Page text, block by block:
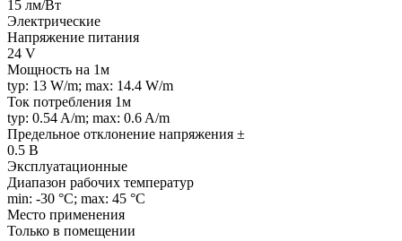
15 лм/Вт
Электрические
Напряжение питания
24 V
Мощность на 1м
typ: 13 W/m; max: 14.4 W/m
Ток потребления 1м
typ: 0.54 A/m; max: 0.6 A/m
Предельное отклонение напряжения ±
0.5 В
Эксплуатационные
Диапазон рабочих температур
min: -30 °C; max: 45 °C
Место применения
Только в помещении